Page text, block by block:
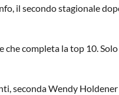
il secondo stagionale
che completa la top 10.
seconda Wendy Holdener